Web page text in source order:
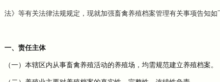
法》等有关法律法规规定，现就加强畜禽养殖档案管理有关事项告知如
一、责任主体
（一）本辖区内从事畜禽养殖活动的养殖场，均需规范建立养殖档案。